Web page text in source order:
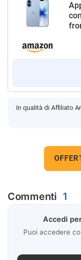
In qualità di Affiliato
Commenti 1
Accedi
Puoi accedere